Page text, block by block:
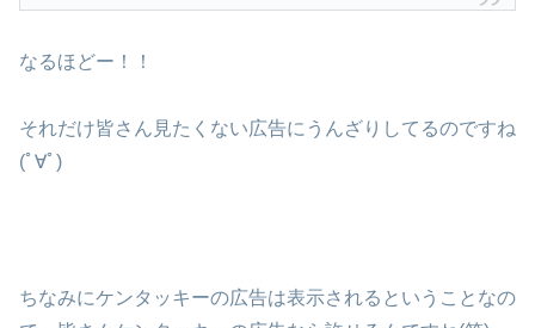
なるほどー！！
それだけ皆さん見たくない広告にうんざりしてるのですね
(ﾟ∀ﾟ)
ちなみにケンタッキーの広告は表示されるということなの